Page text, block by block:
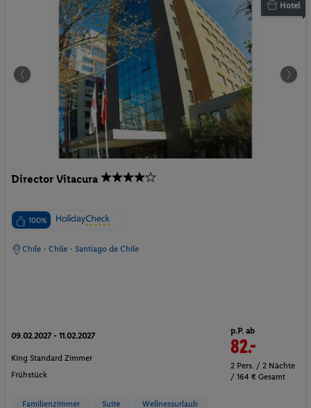
Hotel
Director Vitacura
100%
Chile - Chile - Santiago de Chile
09.02.2027 - 11.02.2027
King Standard Zimmer
Frühstück
p.P. ab
82.-
2 Pers. / 2 Nächte
/ 164 € Gesamt
Familienzimmer Suite Wellnessurlaub